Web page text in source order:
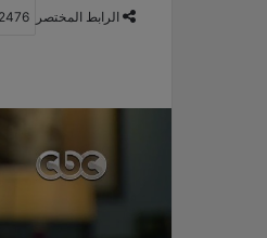
الرابط المختصر